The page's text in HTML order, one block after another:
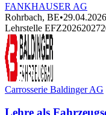
FANKHAUSER AG
Rohrbach, BE•29.04.2026
Lehrstelle EFZ20262027
Carrosserie Baldinger AG
Lehre als